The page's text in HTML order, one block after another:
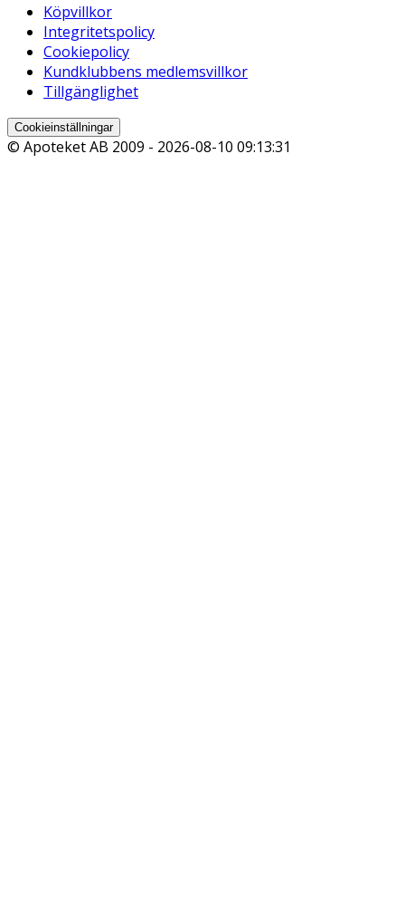
Köpvillkor
Integritetspolicy
Cookiepolicy
Kundklubbens medlemsvillkor
Tillgänglighet
Cookieinställningar
© Apoteket AB 2009 - 2026-08-10 09:13:31